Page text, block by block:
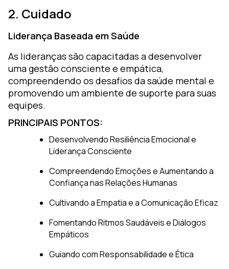
2. Cuidado
Liderança Baseada em Saúde
As lideranças são capacitadas a desenvolver
uma gestão consciente e empática,
compreendendo os desafios da saúde mental e
promovendo um ambiente de suporte para suas
equipes.
PRINCIPAIS PONTOS:
Desenvolvendo Resiliência Emocional e
Liderança Consciente
Compreendendo Emoções e Aumentando a
Confiança nas Relações Humanas
Cultivando a Empatia e a Comunicação Eficaz
Fomentando Ritmos Saudáveis e Diálogos
Empáticos
Guiando com Responsabilidade e Ética